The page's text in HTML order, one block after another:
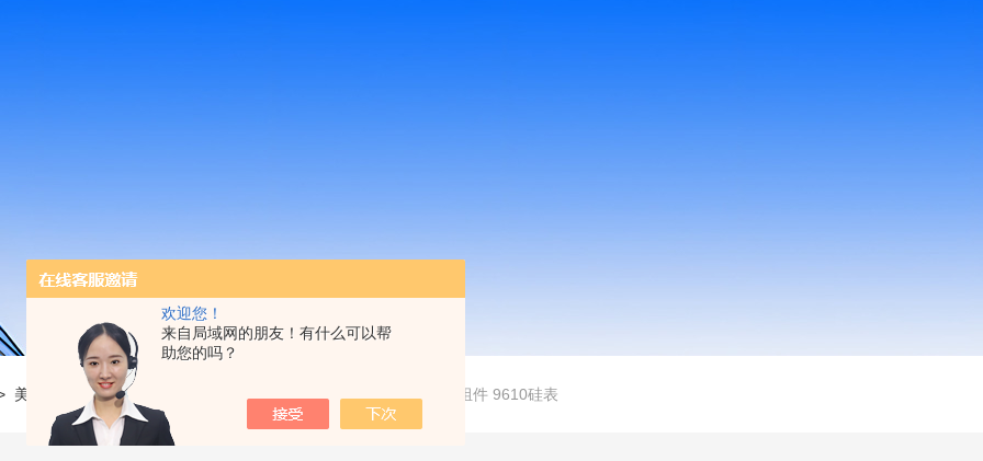
欢迎您！
来自局域网的朋友！有什么可以帮
助您的吗？
美国HACH仪表配件 6786901美国哈希HACH 6786901 毛细管组件 9610硅表